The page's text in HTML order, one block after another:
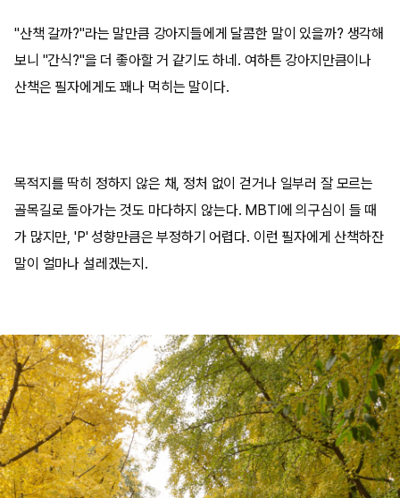
"산책 갈까?"라는 말만큼 강아지들에게 달콤한 말이 있을까? 생각해
보니 "간식?"을 더 좋아할 거 같기도 하네. 여하튼 강아지만큼이나
산책은 필자에게도 꽤나 먹히는 말이다.
목적지를 딱히 정하지 않은 채, 정처 없이 걷거나 일부러 잘 모르는
골목길로 돌아가는 것도 마다하지 않는다. MBTI에 의구심이 들 때
가 많지만, 'P' 성향만큼은 부정하기 어렵다. 이런 필자에게 산책하잔
말이 얼마나 설레겠는지.